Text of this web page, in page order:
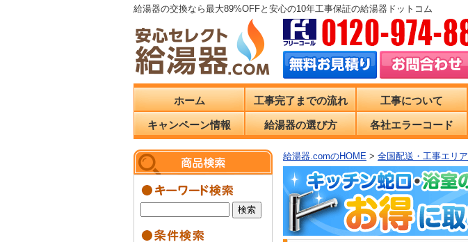
給湯器の交換なら最大89%OFFと安心の10年工事保証の給湯器ドットコム
ホーム 工事完了までの流れ 工事について
キャンペーン情報 給湯器の選び方 各社エラーコード
給湯器.comのHOME > 全国配送・工事エリア